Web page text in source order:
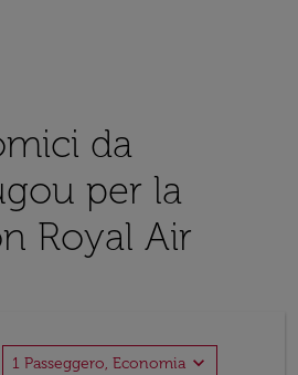
da
per la
Royal Air
1 Passeggero, Economia expand_more